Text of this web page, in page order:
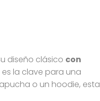
diseño clásico con
la clave para una
o un hoodie, esta